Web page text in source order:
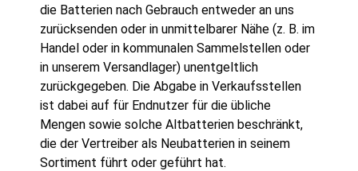
die Batterien nach Gebrauch entweder an uns
zurücksenden oder in unmittelbarer Nähe (z. B. im
Handel oder in kommunalen Sammelstellen oder
in unserem Versandlager) unentgeltlich
zurückgegeben. Die Abgabe in Verkaufsstellen
ist dabei auf für Endnutzer für die übliche
Mengen sowie solche Altbatterien beschränkt,
die der Vertreiber als Neubatterien in seinem
Sortiment führt oder geführt hat.